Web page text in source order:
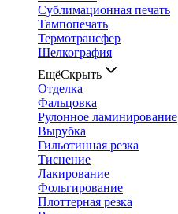
Сублимационная печать
Тампопечать
Термотрансфер
Шелкография
ЕщёСкрыть
Отделка
Фальцовка
Рулонное ламинирование
Вырубка
Гильотинная резка
Тиснение
Лакирование
Фольгирование
Плоттерная резка